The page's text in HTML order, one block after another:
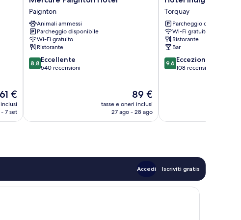
Il
prezzo
61 €
7 set
Paignton
Hotel
Paignton
Paignton
Animali ammessi
Parcheggio disponibile
Wi-Fi gratuito
Ristorante
8.8
su
8,8 Eccellente
540 recensioni
Il
prezzo
attuale
89 €
tasse e oneri inclusi
27 ago - 28 ago
Indigo
Torquay
by
IHG
Torquay
Torquay
Parcheggio disponibile
Wi-Fi gratuito
Ristorante
Bar
9.6
su
9,6 Eccezionale
108 recensioni
Accedi Iscriviti gratis